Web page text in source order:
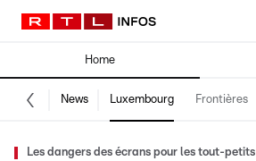
Home
News Luxembourg Frontières
Les dangers des écrans pour les tout-petits